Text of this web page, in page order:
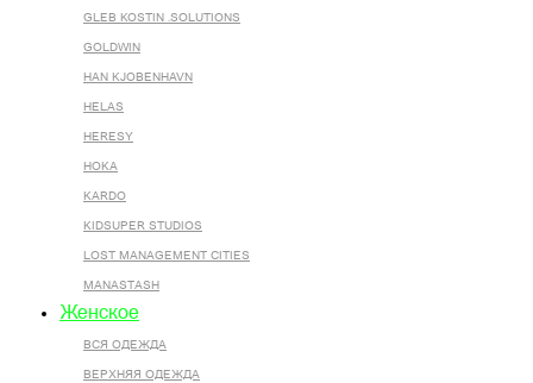
GLEB KOSTIN .SOLUTIONS
GOLDWIN
HAN KJOBENHAVN
HELAS
HERESY
HOKA
KARDO
KIDSUPER STUDIOS
LOST MANAGEMENT CITIES
MANASTASH
Женское
ВСЯ ОДЕЖДА
ВЕРХНЯЯ ОДЕЖДА